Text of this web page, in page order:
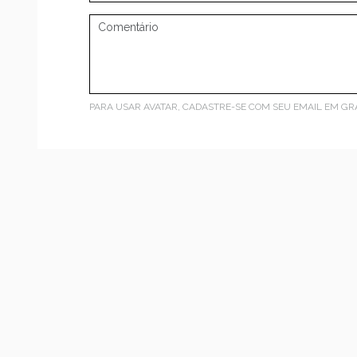
PARA USAR AVATAR, CADASTRE-SE COM SEU EMAIL EM